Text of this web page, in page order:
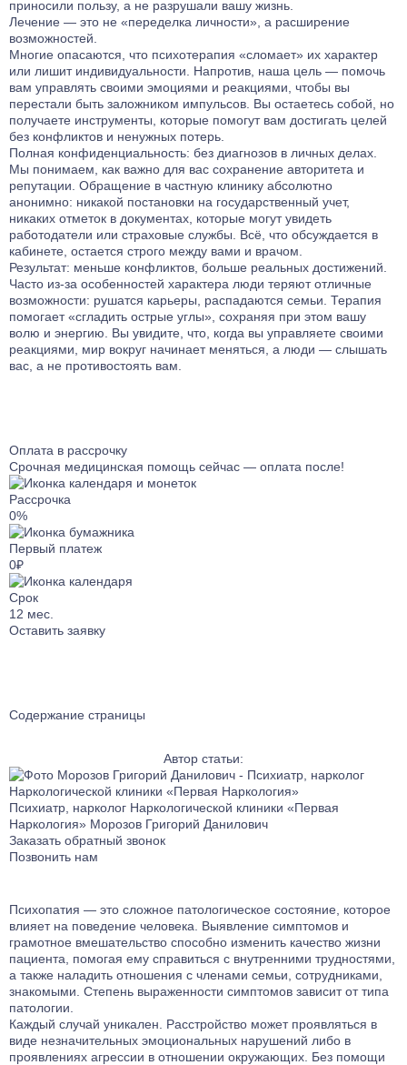
Лечение от ЛСД
Лечение от Мефедрона
Лечение от Лирики
Лечение от Экстази
Лечение от Фенозепама
Лечение от Бутирата
Лечение от Кокаина
Лечение от Героина
Консультация нарколога
Лечение от Дезоморфина
Лечение от Кетамина
Лечение от Опиума
Лечение от Фенобарбитала
Лечение от Эфедрина
Лечение от Трамадола
Лечение от Метадона
Ресоциализация наркозависимых
Телефон доверия
Кодирование Агломиналом
Электроимпульсная терапия
Кодирование Током
Кодирование Селинкро
Кодирование Колме
Кодирование SITMST
Витамерц Депо
Алкоблокада
Кодирование Актоплекс
Кодирование от курения
Кодирование на 6 месяцев
Кодирование на 1 год
Компьютерное кодирование
Лечение биполярного расстройства
Лечение панических атак
Лечение раздражительности
Лечение ПТСР
Лечение гиперактивности
Лечение деменции
Лечение дистимии
Лечение энуреза
Лечение мигрени
Лечение неврастении
Лечение гипомании
Лечение психопатии
Лечение мании преследования
Лечение энкопреза
Лечение СДВГ
Лечение социопатии
Лечение сонливости
Лечение аутизма
Лечение анорексии
Лечение игромании
Лечение паранойи
Лечение ОКР
Лечение социофобии
Лечение истерических расстройств
Лечение ПРЛ
Лечение тревожного расстройства
Лечение фантомных болей
Лечение бессонницы
Лечение ГТР
Лечение лунатизма
Лечение нервных тиков
Лечение аутоагрессии
Лечение анозогнозии
Лечение аутофобии
приносили пользу, а не разрушали вашу жизнь.
Лечение — это не «переделка личности», а расширение
возможностей.
Многие опасаются, что психотерапия «сломает» их характер
или лишит индивидуальности. Напротив, наша цель — помочь
вам управлять своими эмоциями и реакциями, чтобы вы
перестали быть заложником импульсов. Вы остаетесь собой, но
получаете инструменты, которые помогут вам достигать целей
без конфликтов и ненужных потерь.
Полная конфиденциальность: без диагнозов в личных делах.
Мы понимаем, как важно для вас сохранение авторитета и
репутации. Обращение в частную клинику абсолютно
анонимно: никакой постановки на государственный учет,
никаких отметок в документах, которые могут увидеть
работодатели или страховые службы. Всё, что обсуждается в
кабинете, остается строго между вами и врачом.
Результат: меньше конфликтов, больше реальных достижений.
Часто из-за особенностей характера люди теряют отличные
возможности: рушатся карьеры, распадаются семьи. Терапия
помогает «сгладить острые углы», сохраняя при этом вашу
волю и энергию. Вы увидите, что, когда вы управляете своими
реакциями, мир вокруг начинает меняться, а люди — слышать
вас, а не противостоять вам.
Оплата в рассрочку
Срочная медицинская помощь сейчас — оплата после!
Рассрочка
0%
Первый платеж
0₽
Срок
12 мес.
Оставить заявку
Содержание страницы
Автор статьи:
Психиатр, нарколог Наркологической клиники «Первая
Наркология» Морозов Григорий Данилович
Заказать обратный звонок
Позвонить нам
Психопатия — это сложное патологическое состояние, которое
влияет на поведение человека. Выявление симптомов и
грамотное вмешательство способно изменить качество жизни
пациента, помогая ему справиться с внутренними трудностями,
а также наладить отношения с членами семьи, сотрудниками,
знакомыми. Степень выраженности симптомов зависит от типа
патологии.
Каждый случай уникален. Расстройство может проявляться в
виде незначительных эмоциональных нарушений либо в
проявлениях агрессии в отношении окружающих. Без помощи